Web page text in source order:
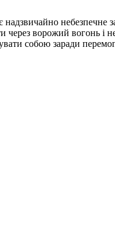
ворожий вогонь і
собою заради